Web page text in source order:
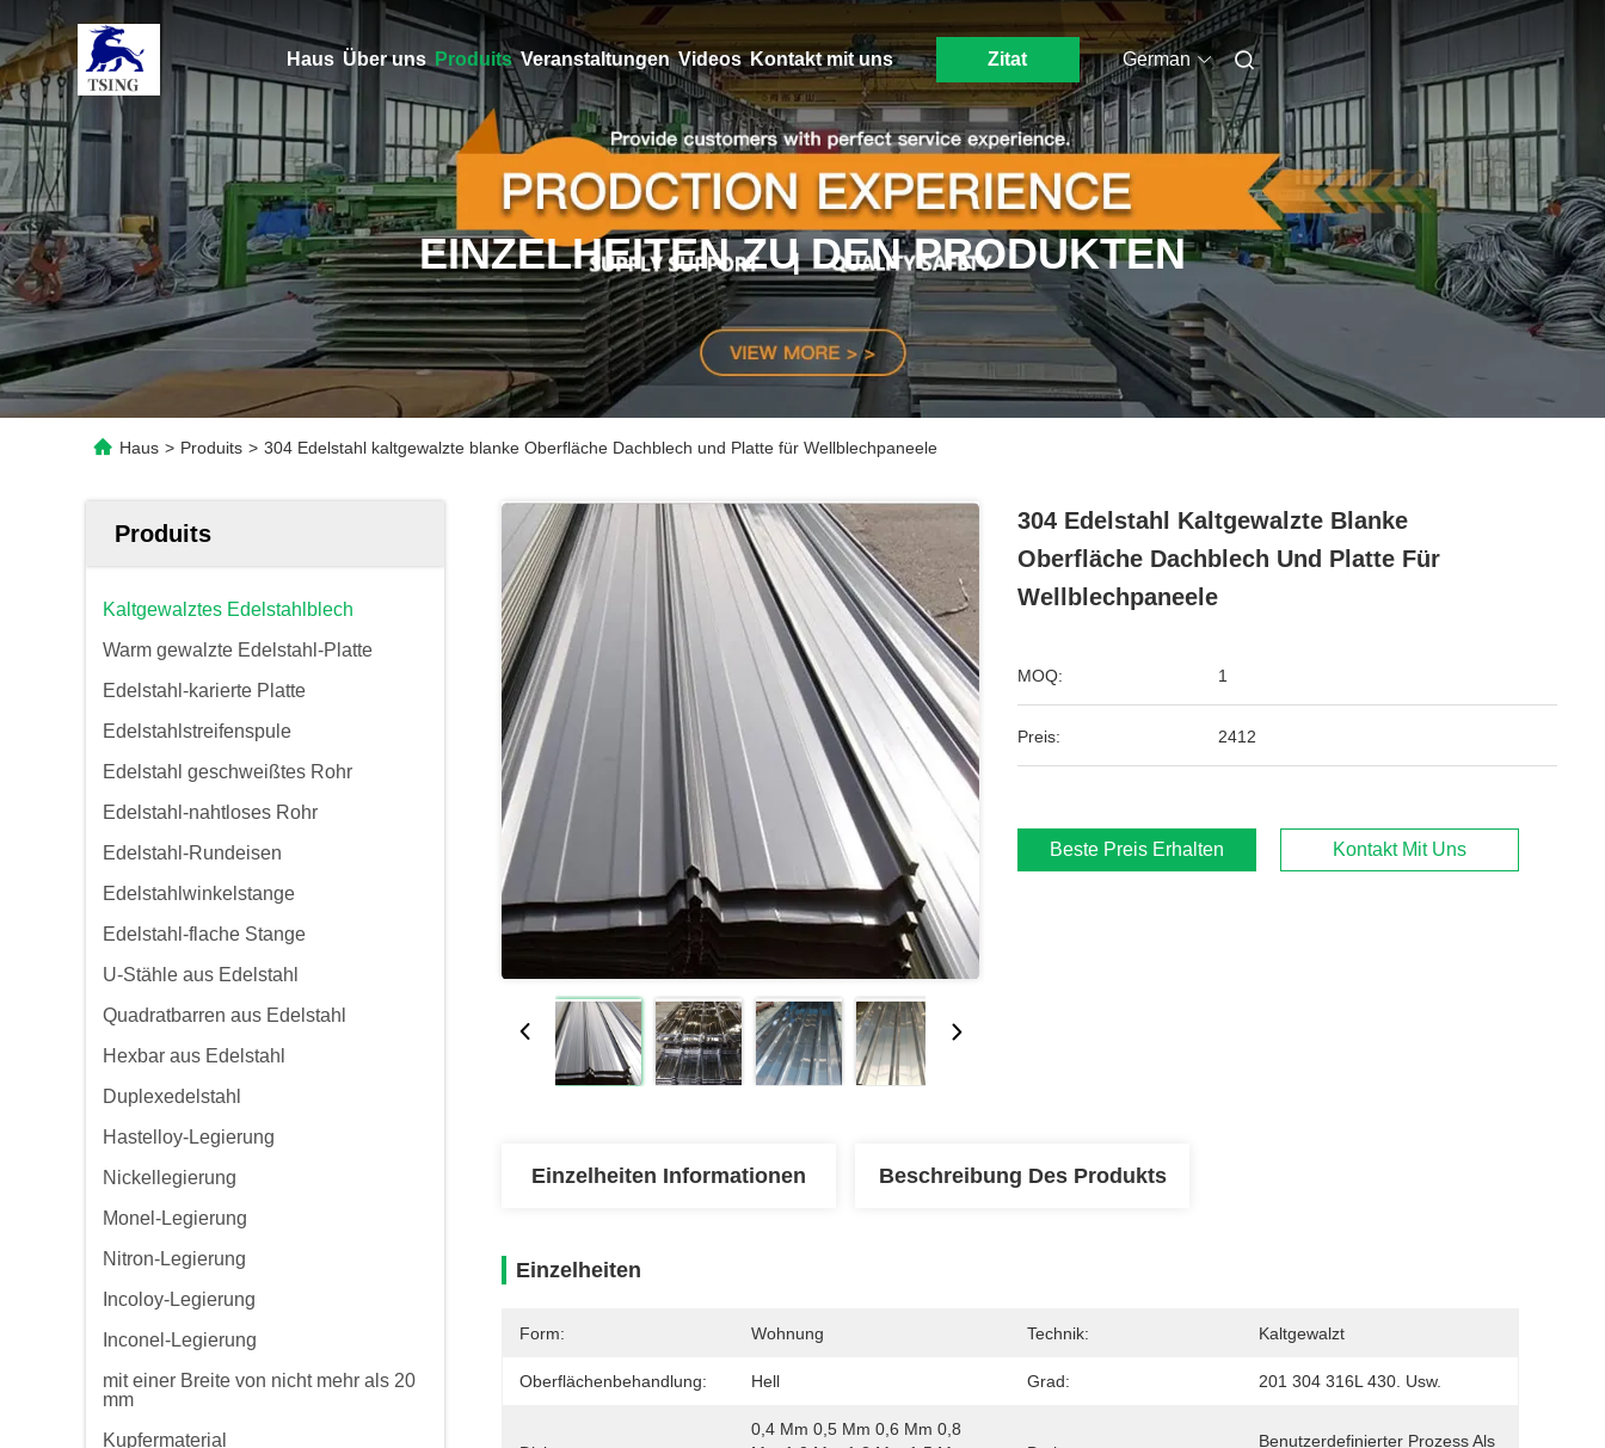
Haus Über uns Produits Veranstaltungen Videos Kontakt mit uns Zitat German
EINZELHEITEN ZU DEN PRODUKTEN
Haus > Produits > 304 Edelstahl kaltgewalzte blanke Oberfläche Dachblech und Platte für Wellblechpaneele
Produits
Kaltgewalztes Edelstahlblech
Warm gewalzte Edelstahl-Platte
Edelstahl-karierte Platte
Edelstahlstreifenspule
Edelstahl geschweißtes Rohr
Edelstahl-nahtloses Rohr
Edelstahl-Rundeisen
Edelstahlwinkelstange
Edelstahl-flache Stange
U-Stähle aus Edelstahl
Quadratbarren aus Edelstahl
Hexbar aus Edelstahl
Duplexedelstahl
Hastelloy-Legierung
Nickellegierung
Monel-Legierung
Nitron-Legierung
Incoloy-Legierung
Inconel-Legierung
mit einer Breite von nicht mehr als 20
mm
Kupfermaterial
304 Edelstahl Kaltgewalzte Blanke
Oberfläche Dachblech Und Platte Für
Wellblechpaneele
MOQ: 1
Preis: 2412
Beste Preis Erhalten Kontakt Mit Uns
Einzelheiten Informationen Beschreibung Des Produkts
Einzelheiten
Form: Wohnung Technik: Kaltgewalzt
Oberflächenbehandlung: Hell Grad: 201 304 316L 430. Usw.
0,4 Mm 0,5 Mm 0,6 Mm 0,8
Benutzerdefinierter Prozess Als